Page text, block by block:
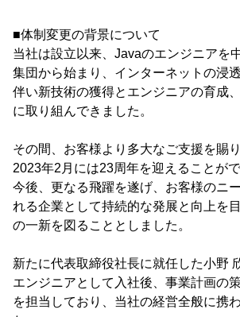
■体制変更の背景について
当社は設立以来、Javaのエンジニアを
集団から始まり、インターネットの浸
伴い新技術の獲得とエンジニアの育成
に取り組んできました。
その間、お客様より多大なご支援を賜
2023年2月には23周年を迎えることがで
今後、更なる飛躍を遂げ、お客様のニ
れる企業として持続的な発展と向上を
の一新を図ることとしました。
新たに代表取締役社長に就任した小野
エンジニアとして入社後、事業計画の
を担当しており、当社の経営全般に携